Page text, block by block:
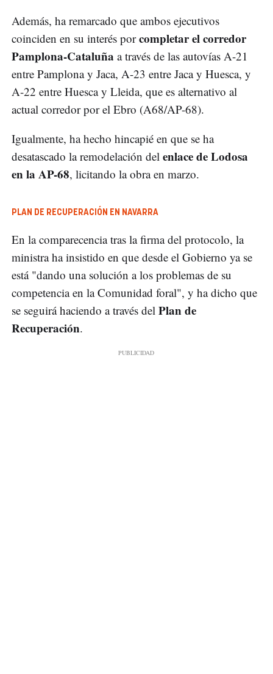
Además, ha remarcado que ambos ejecutivos
coinciden en su interés porcompletar el corredor
Pamplona-Cataluña a través de las autovías A-21
entre Pamplona y Jaca, A-23 entre Jaca y Huesca, y
A-22 entre Huesca y Lleida, que es alternativo al
actual corredor por el Ebro (A68/AP-68).
Igualmente, ha hecho hincapié en que se ha
desatascado la remodelación del enlace de Lodosa
en la AP-68, licitando la obra en marzo.
PLAN DE RECUPERACIÓN EN NAVARRA
En la comparecencia tras la firma del protocolo, la
ministra ha insistido en que desde el Gobierno ya se
está "dando una solución a los problemas de su
competencia en la Comunidad foral", y ha dicho que
se seguirá haciendo a través del Plan de
Recuperación.